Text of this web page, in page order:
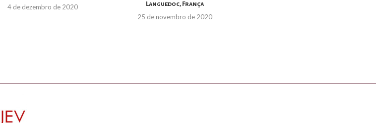
4 de dezembro de 2020
Languedoc, França
25 de novembro de 2020